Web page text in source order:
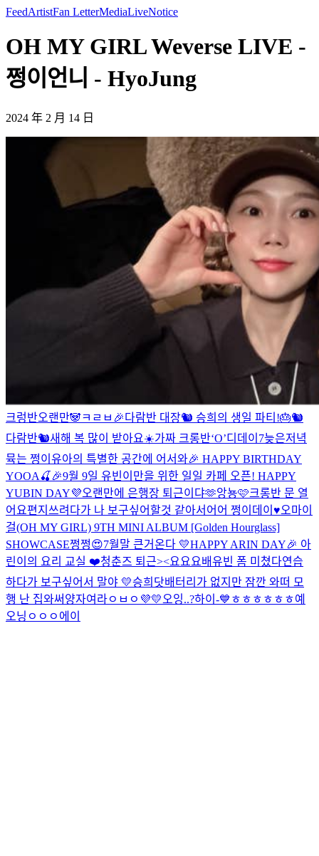
FeedArtistFan LetterMediaLiveNotice
OH MY GIRL Weverse LIVE -
쩡이언니 - HyoJung
2024 年 2 月 14 日
크렁반오랜만🐼ㅋㄹㅂ 🎉다람반 대장🐿️ 승희의 생일 파티!🎂🐿
다람반🐿새해 복 많이 받아요☀️가짜 크롱반‘O’디데이7늦은저녁
뮥는 쩡이 유아의 특별한 공간에 어서와🎉 HAPPY BIRTHDAY
YOOA🍒 🎉9월 9일 유빈이만을 위한 일일 카페 오픈! HAPPY
YUBIN DAY💜오랜만에 은행장 퇴근이댜🫶앙뇽🩷크롱반 문 열
어요편지쓰려다가 나 보구싶어할것 같아서어어 쩡이데이♥오마이
걸(OH MY GIRL) 9TH MINI ALBUM [Golden Hourglass]
SHOWCASE쩡쩡😍7월말 큰거온다 💛HAPPY ARIN DAY🎉 아
린이의 요리 교실 ❤️청춘즈 퇴근><요요요배유빈 폼 미쳤다연습
하다가 보구싶어서 말야 💛승희닷배터리가 없지만 잠깐 와떠 모
행 난 집와써 양자여라ㅇㅂㅇ 💜💛 오잉..?하이-💙 ㅎㅎㅎㅎㅎㅎ예
오닝 ㅇㅇㅇ 에이